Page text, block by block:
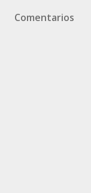
Comentarios